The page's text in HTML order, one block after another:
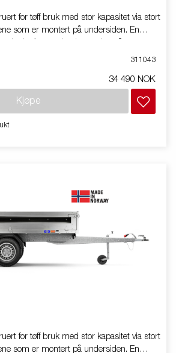
for tøff bruk med stor kapasitet via stort
som er montert på undersiden. En
plattformen beskytter den når man
til å laste tilhengeren. Kraftige surrefester
og alle kan tas av, noe som gir lett
Bildene er kun til illustrative
311043
34 490 NOK
Kjøpe
for tøff bruk med stor kapasitet via stort
som er montert på undersiden. En